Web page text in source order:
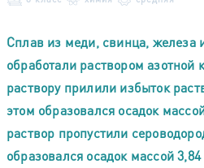
Сплав из меди, свинца, железа
обработали раствором азотной
раствору прилили избыток
этом образовался осадок
раствор пропустили
образовался осадок массой